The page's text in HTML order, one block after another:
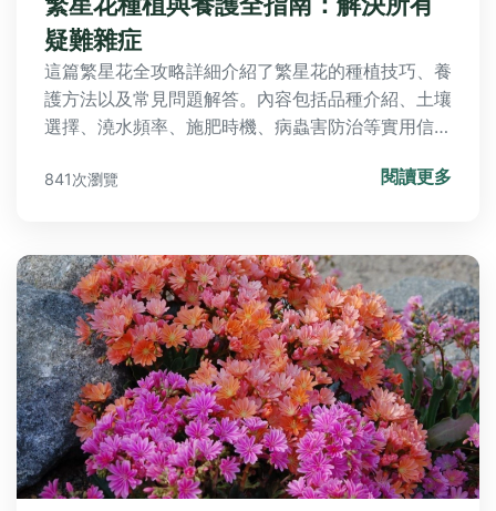
疑難雜症
這篇繁星花全攻略詳細介紹了繁星花的種植技巧、養
護方法以及常見問題解答。內容包括品種介紹、土壤
選擇、澆水頻率、施肥時機、病蟲害防治等實用信
新手到專家都能成功種植繁星花。無論你是想美化庭
841次瀏覽 閱讀更多